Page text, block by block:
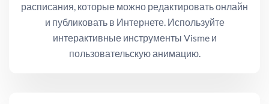
расписания, которые можно редактировать онлайн
и публиковать в Интернете. Используйте
интерактивные инструменты Visme и
пользовательскую анимацию.